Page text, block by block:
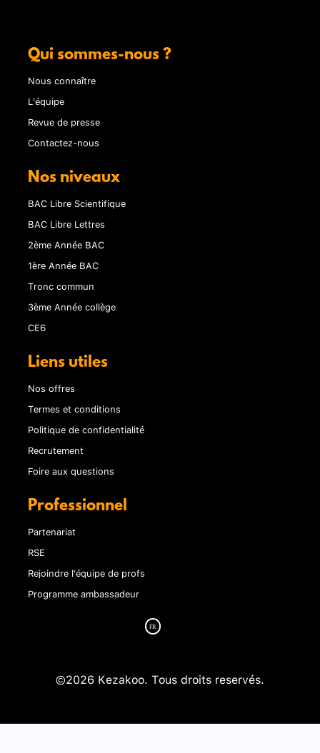
Qui sommes-nous ?
Nous connaître
L'équipe
Revue de presse
Contactez-nous
Nos niveaux
BAC Libre Scientifique
BAC Libre Lettres
2ème Année BAC
1ère Année BAC
Tronc commun
3ème Année collège
CE6
Liens utiles
Nos offres
Termes et conditions
Politique de confidentialité
Recrutement
Foire aux questions
Professionnel
Partenariat
RSE
Rejoindre l'équipe de profs
Programme ambassadeur
©2026 Kezakoo. Tous droits reservés.